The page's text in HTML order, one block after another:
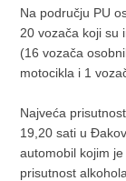
Na području PU
20 vozača koji su
(16 vozača
motocikla i 1
Najveća
19,20 sati u
automobil kojim
prisutnost